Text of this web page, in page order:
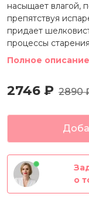
насыщает влагой,
препятствуя
придает
процессы
Полное описание
2746 ₽ 2890
о